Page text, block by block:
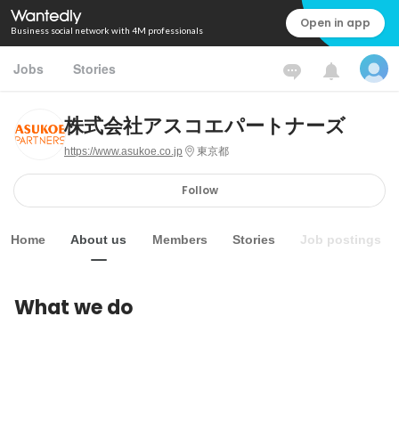
Business social network with 4M professionals Open in app
Jobs Stories
株式会社アスコエパートナーズ
https://www.asukoe.co.jp 東京都
Follow
Home About us Members Stories Job postings
What we do